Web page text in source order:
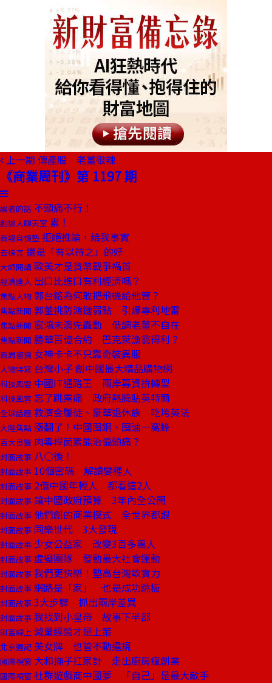
上一期 傳產股 老薑很辣
《商業周刊》第 1197 期
編者的話 不頭痛不行！
創辦人聊天室 累！
商場自慢塾 拒絕推論，給我事實
去梯言 還是「有以待之」的好
大師開講 歐美才是貨幣戰爭禍首
經濟達人 出口比進口有利經濟嗎？
焦點人物 郭台銘為何敢把飛機給他管？
焦點新聞 郭董挑防鴻鏈弱點 引爆專利地雷
焦點新聞 宸鴻未演先轟動 低調老董不自在
焦點新聞 勝華百億合約 巴克萊漁翁得利？
商周書摘 女神卡卡不只靠奇裝異服
人物特寫 台灣小子 創中國最大精品購物網
科技風雲 中國IT通路王 兩岸募資拚轉型
科技風雲 忘了跳票痛 政府熱臉貼英特爾
全球話題 救濟金騙徒、豪華退休族 吃垮英法
大陸焦點 漲翻了！中國囤銅、囤油一窩蜂
百大良醫 肉毒桿菌素能治偏頭痛？
封面故事 八○後！
封面故事 10個密碼 解讀變種人
封面故事 2億中國年輕人 都看這2人
封面故事 讓中國政府預算 3年內全公開
封面故事 他們創的商業模式 全世界都跟
封面故事 同樂世代 3大發現
封面故事 少女公益家 改變3百多萬人
封面故事 虛擬團隊 發動最大社會運動
封面故事 我們更快樂！墊高台灣軟實力
封面故事 網路是「家」 也是成功跳板
封面故事 3大步驟 抓出兩岸差異
封面故事 我找到小皇帝 故事下半部
財富線上 減量經營才是上策
北京週記 美女牌 也管不動違規
國際視窗 大和撫子扛家計 走出廚房瘋創業
國際視窗 社群遊戲商中國夢 「自己」是最大敵手